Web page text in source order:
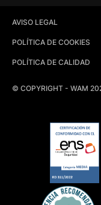
© COPYRIGHT - WAM
AVISO LEGAL
POLÍTICA DE COOKIES
POLÍTICA DE CALIDAD